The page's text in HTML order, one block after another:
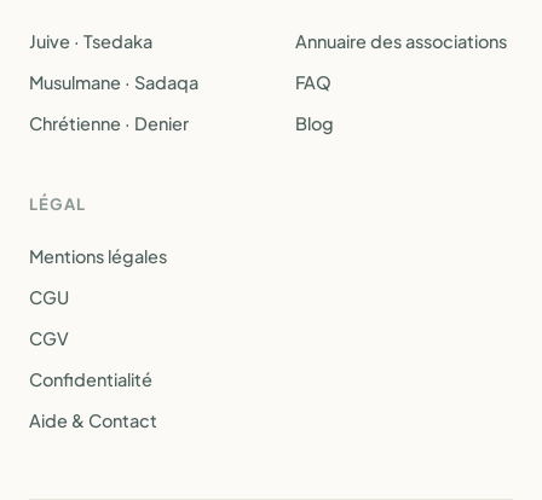
Juive · Tsedaka
Musulmane · Sadaqa
Chrétienne · Denier
Annuaire des associations
FAQ
Blog
LÉGAL
Mentions légales
CGU
CGV
Confidentialité
Aide & Contact